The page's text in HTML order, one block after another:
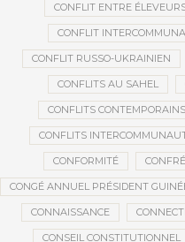
CONFLIT ENTRE
CONFLIT
CONFLIT RUSSO-UKRAINIEN
CONFLITS AU SAHEL
CONFLITS CONTEMPORAINS
CONFLITS
CONFORMITÉ
CONGÉ ANNUEL PRÉSIDENT
CONNAISSANCE
CONSEIL CONSTITUTIONNEL